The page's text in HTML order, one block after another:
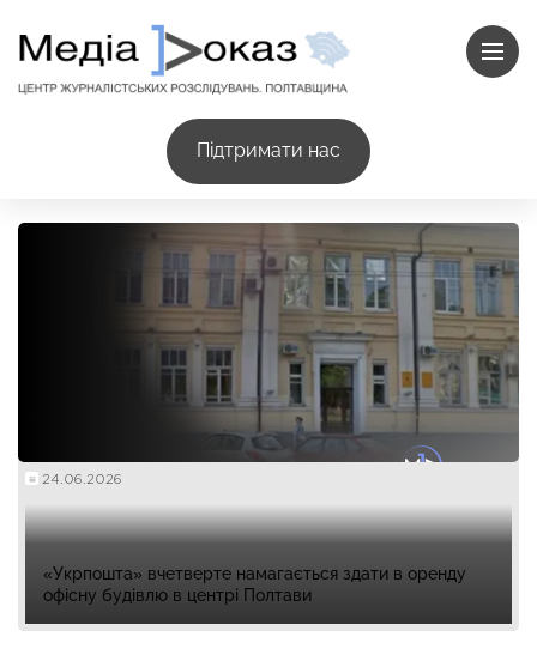
Підтримати нас
24.06.2026
«Укрпошта» вчетверте намагається здати в оренду
офісну будівлю в центрі Полтави